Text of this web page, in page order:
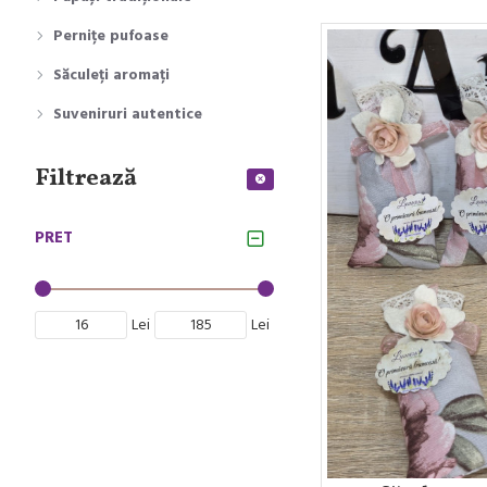
Pernițe pufoase
Săculeți aromați
Suveniruri autentice
Filtrează
PRET
Lei Lei